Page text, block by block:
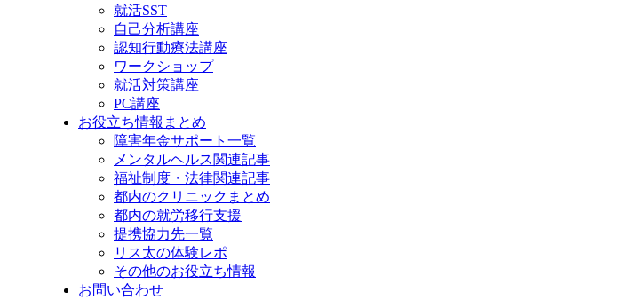
就活SST
自己分析講座
認知行動療法講座
ワークショップ
就活対策講座
PC講座
お役立ち情報まとめ
障害年金サポート一覧
メンタルヘルス関連記事
福祉制度・法律関連記事
都内のクリニックまとめ
都内の就労移行支援
提携協力先一覧
リス太の体験レポ
その他のお役立ち情報
お問い合わせ